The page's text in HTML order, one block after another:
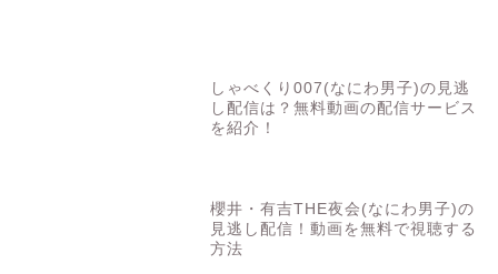
しゃべくり007(なにわ男子)の見逃
し配信は？無料動画の配信サービス
を紹介！
櫻井・有吉THE夜会(なにわ男子)の
見逃し配信！動画を無料で視聴する
方法